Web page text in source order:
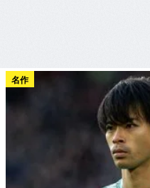
名作